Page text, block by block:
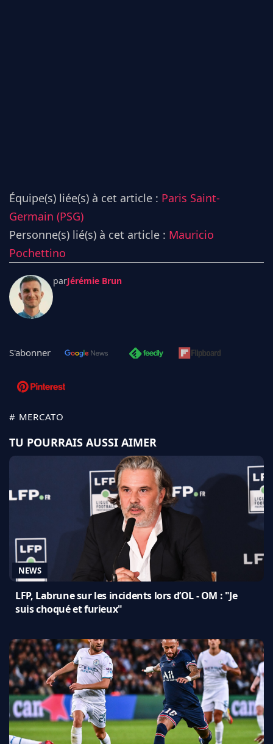
Équipe(s) liée(s) à cet article : Paris Saint-
Germain (PSG)
Personne(s) lié(s) à cet article : Mauricio
Pochettino
parJérémie Brun
S'abonner
# MERCATO
TU POURRAIS AUSSI AIMER
NEWS
LFP, Labrune sur les incidents lors d’OL - OM : "Je
suis choqué et furieux"